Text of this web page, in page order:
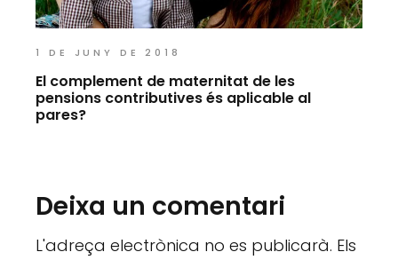
1 DE JUNY DE 2018
El complement de maternitat de les
pensions contributives és aplicable al
pares?
Deixa un comentari
L'adreça electrònica no es publicarà. Els